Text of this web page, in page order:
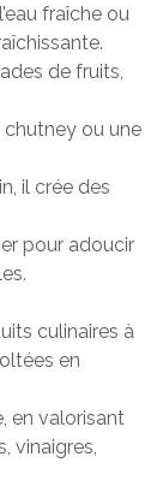
fraîche ou
de fruits,
chutney ou une
il crée des
pour adoucir
culinaires à
en
en valorisant
vinaigres,